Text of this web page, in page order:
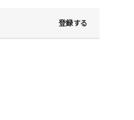
登録する